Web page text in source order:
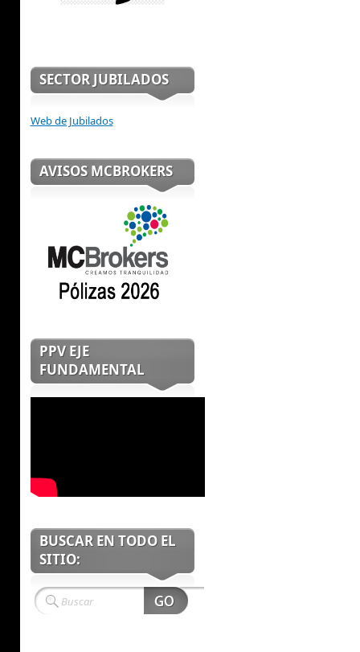
SECTOR JUBILADOS
Web de Jubilados
AVISOS MCBROKERS
PPV EJE
FUNDAMENTAL
BUSCAR EN TODO EL
SITIO: